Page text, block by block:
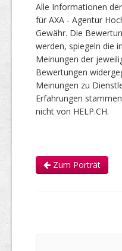
Alle Informationen
für AXA - Agentur
Gewähr. Die
werden, spiegeln die
Meinungen der
Bewertungen
Meinungen zu
Erfahrungen
nicht von HELP.CH.
Zum Porträt